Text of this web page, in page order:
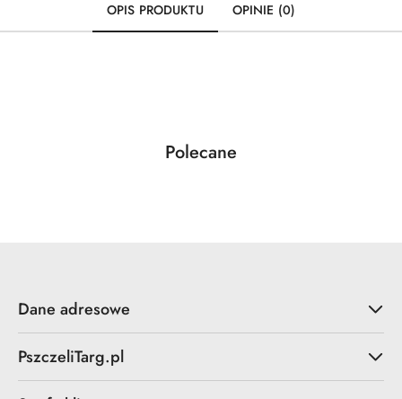
OPIS PRODUKTU OPINIE (0)
Pomiń karuzelę produktów
Produkty
Polecane
Dane adresowe
PszczeliTarg.pl